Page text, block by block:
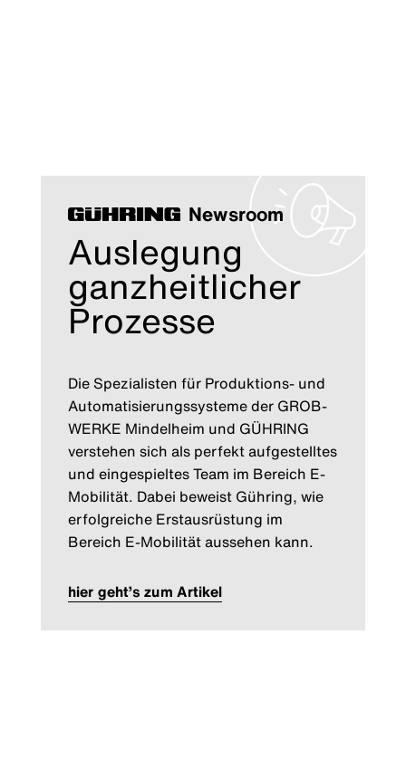
Newsroom
Auslegung
ganzheitlicher
Prozesse
Die Spezialisten für Produktions- und
Automatisierungssysteme der GROB-
WERKE Mindelheim und GÜHRING
verstehen sich als perfekt aufgestelltes
und eingespieltes Team im Bereich E-
Mobilität. Dabei beweist Gühring, wie
erfolgreiche Erstausrüstung im
Bereich E-Mobilität aussehen kann.
hier geht’s zum Artikel